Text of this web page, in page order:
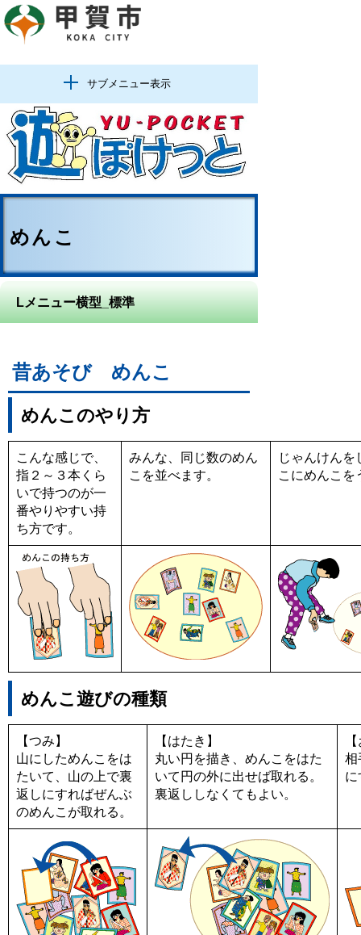
サブメニュー表示
めんこ
Lメニュー横型_標準
昔あそび めんこ
めんこのやり方
こんな感じで、
指２～３本くら
いで持つのが一
番やりやすい持
ち方です。
みんな、同じ数のめん
こを並べます。
じゃんけんを
こにめんこを
めんこ遊びの種類
【つみ】
山にしためんこをは
たいて、山の上で裏
返しにすればぜんぶ
のめんこが取れる。
【はたき】
丸い円を描き、めんこをはた
いて円の外に出せば取れる。
裏返ししなくてもよい。
相
に